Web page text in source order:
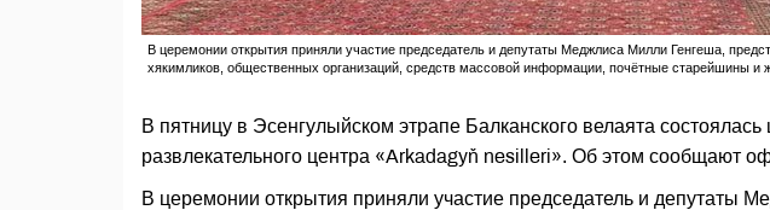
В церемонии открытия приняли участие председатель и депутаты Меджлиса Милли Генгеша,
хякимликов, общественных организаций, средств массовой информации, почётные старейшины и
В пятницу в Эсенгулыйском этрапе Балканского велаята
развлекательного центра «Arkadagyň nesilleri». Об этом сообщают
В церемонии открытия приняли участие председатель и депутаты